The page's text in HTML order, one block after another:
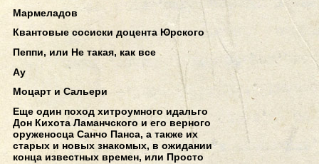
Мармеладов
Квантовые сосиски доцента Юрского
Пеппи, или Не такая, как все
Ау
Моцарт и Сальери
Еще один поход хитроумного идальго
Дон Кихота Ламанчского и его верного
оруженосца Санчо Панса, а также их
старых и новых знакомых, в ожидании
конца известных времен, или Просто